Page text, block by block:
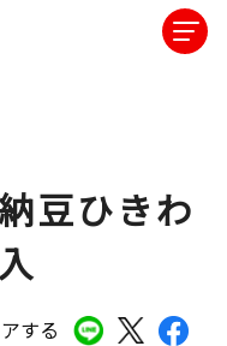
する
豆ひきわ